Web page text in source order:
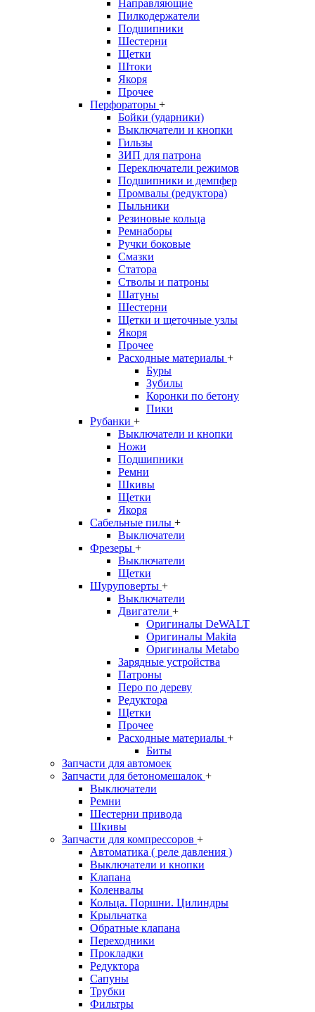
Направляющие
Пилкодержатели
Подшипники
Шестерни
Щетки
Штоки
Якоря
Прочее
Перфораторы +
Бойки (ударники)
Выключатели и кнопки
Гильзы
ЗИП для патрона
Переключатели режимов
Подшипники и демпфер
Промвалы (редуктора)
Пыльники
Резиновые кольца
Ремнаборы
Ручки боковые
Смазки
Статора
Стволы и патроны
Шатуны
Шестерни
Щетки и щеточные узлы
Якоря
Прочее
Расходные материалы +
Буры
Зубилы
Коронки по бетону
Пики
Рубанки +
Выключатели и кнопки
Ножи
Подшипники
Ремни
Шкивы
Щетки
Якоря
Сабельные пилы +
Выключатели
Фрезеры +
Выключатели
Щетки
Шуруповерты +
Выключатели
Двигатели +
Оригиналы DeWALT
Оригиналы Makita
Оригиналы Metabo
Зарядные устройства
Патроны
Перо по дереву
Редуктора
Щетки
Прочее
Расходные материалы +
Биты
Запчасти для автомоек
Запчасти для бетономешалок +
Выключатели
Ремни
Шестерни привода
Шкивы
Запчасти для компрессоров +
Автоматика ( реле давления )
Выключатели и кнопки
Клапана
Коленвалы
Кольца. Поршни. Цилиндры
Крыльчатка
Обратные клапана
Переходники
Прокладки
Редуктора
Сапуны
Трубки
Фильтры